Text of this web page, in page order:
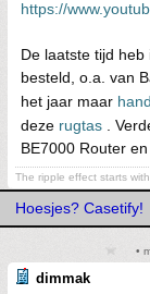
https://
De laatste tijd
besteld, o.a. van
het jaar maar
deze rugtas .
BE7000 Router
The ripple effect starts
Hoesjes? Casetify!
•
dimmak